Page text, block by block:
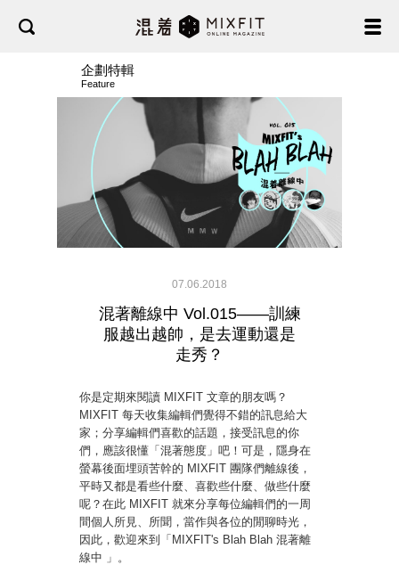
企劃特輯
Feature
07.06.2018
混著離線中 Vol.015——訓練
服越出越帥，是去運動還是
走秀？
你是定期來閱讀 MIXFIT 文章的朋友嗎？
MIXFIT 每天收集編輯們覺得不錯的訊息給大
家；分享編輯們喜歡的話題，接受訊息的你
們，應該很懂「混著態度」吧！可是，隱身在
螢幕後面埋頭苦幹的 MIXFIT 團隊們離線後，
平時又都是看些什麼、喜歡些什麼、做些什麼
呢？在此 MIXFIT 就來分享每位編輯們的一周
間個人所見、所聞，當作與各位的閒聊時光，
因此，歡迎來到「MIXFIT's Blah Blah 混著離
線中 」。